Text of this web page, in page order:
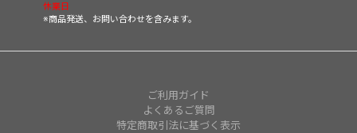
休業日
※商品発送、お問い合わせを含みます。
ご利用ガイド
よくあるご質問
特定商取引法に基づく表示